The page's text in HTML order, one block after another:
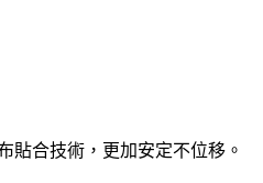
貼合技術，更加安定不位移。